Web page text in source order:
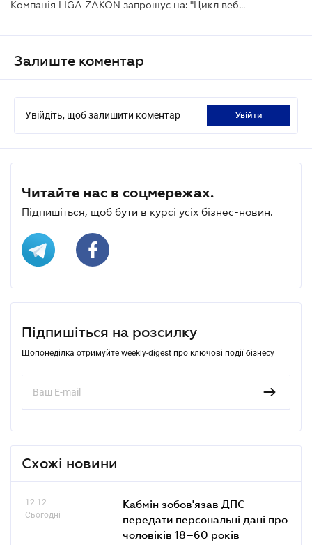
Компанія LIGA ZAKON запрошує на: "Цикл вебінарів для держустанов і бізнесу: критичність, військовий облік, бронювання, судова практика"
Залиште коментар
Увійдіть, щоб залишити коментар увійти
Читайте нас в соцмережах.
Підпишіться, щоб бути в курсі усіх бізнес-новин.
Підпишіться на розсилку
Щопонеділка отримуйте weekly-digest про ключові події бізнесу
Схожі новини
12.12
Сьогодні
Кабмін зобов'язав ДПС
передати персональні дані про
чоловіків 18–60 років